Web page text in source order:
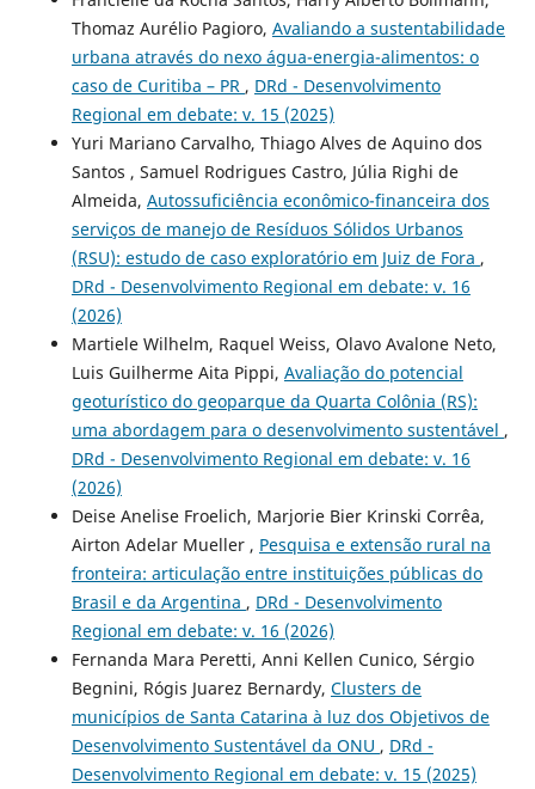
Thomaz Aurélio Pagioro, Avaliando a sustentabilidade
urbana através do nexo água-energia-alimentos: o
caso de Curitiba – PR , DRd - Desenvolvimento
Regional em debate: v. 15 (2025)
Yuri Mariano Carvalho, Thiago Alves de Aquino dos
Santos , Samuel Rodrigues Castro, Júlia Righi de
Almeida, Autossuficiência econômico-financeira dos
serviços de manejo de Resíduos Sólidos Urbanos
(RSU): estudo de caso exploratório em Juiz de Fora ,
DRd - Desenvolvimento Regional em debate: v. 16
(2026)
Martiele Wilhelm, Raquel Weiss, Olavo Avalone Neto,
Luis Guilherme Aita Pippi, Avaliação do potencial
geoturístico do geoparque da Quarta Colônia (RS):
uma abordagem para o desenvolvimento sustentável ,
DRd - Desenvolvimento Regional em debate: v. 16
(2026)
Deise Anelise Froelich, Marjorie Bier Krinski Corrêa,
Airton Adelar Mueller , Pesquisa e extensão rural na
fronteira: articulação entre instituições públicas do
Brasil e da Argentina , DRd - Desenvolvimento
Regional em debate: v. 16 (2026)
Fernanda Mara Peretti, Anni Kellen Cunico, Sérgio
Begnini, Rógis Juarez Bernardy, Clusters de
municípios de Santa Catarina à luz dos Objetivos de
Desenvolvimento Sustentável da ONU , DRd -
Desenvolvimento Regional em debate: v. 15 (2025)